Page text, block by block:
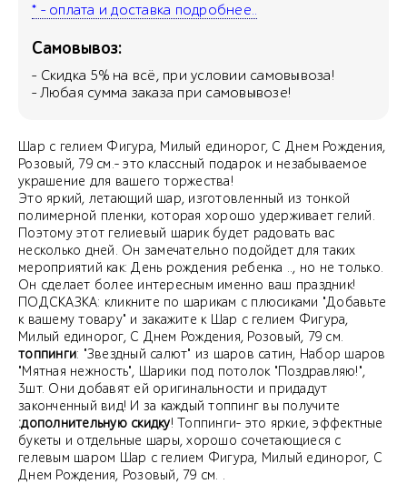
* - оплата и доставка подробнее..
Самовывоз:
- Скидка 5% на всё, при условии самовывоза!
- Любая сумма заказа при самовывозе!
Шар с гелием Фигура, Милый единорог, С Днем Рождения,
Розовый, 79 см.- это классный подарок и незабываемое
украшение для вашего торжества!
Это яркий, летающий шар, изготовленный из тонкой
полимерной пленки, которая хорошо удерживает гелий.
Поэтому этот гелиевый шарик будет радовать вас
несколько дней. Он замечательно подойдет для таких
мероприятий как: День рождения ребенка .., но не только.
Он сделает более интересным именно ваш праздник!
ПОДСКАЗКА: кликните по шарикам с плюсиками "Добавьте
к вашему товару" и закажите к Шар с гелием Фигура,
Милый единорог, С Днем Рождения, Розовый, 79 см.
топпинги: "Звездный салют" из шаров сатин, Набор шаров
"Мятная нежность", Шарики под потолок "Поздравляю!",
3шт. Они добавят ей оригинальности и придадут
законченный вид! И за каждый топпинг вы получите
:дополнительную скидку! Топпинги- это яркие, эффектные
букеты и отдельные шары, хорошо сочетающиеся с
гелевым шаром Шар с гелием Фигура, Милый единорог, С
Днем Рождения, Розовый, 79 см. .